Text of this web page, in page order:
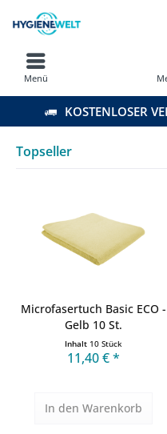
KOSTENLOSER
Menü
Topseller
Microfasertuch Basic ECO -
Gelb 10 St.
Inhalt 10 Stück
11,40 € *
In den Warenkorb